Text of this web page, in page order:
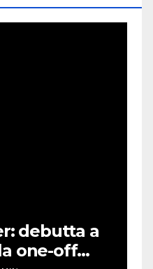
debutta a
one-off